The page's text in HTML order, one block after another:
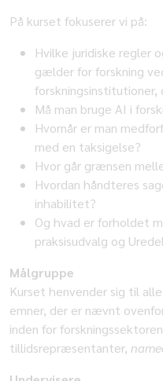
På kurset fokuserer vi på:
Hvilke juridiske regler
gælder for forskning
forskningsinstitutioner,
Må man bruge AI i
Hvornår er man
med en taksigelse?
Hvor går grænsen
Hvordan håndteres
inhabilitet?
Og hvad er forholdet
praksisudvalg og
Målgruppe
Kurset henvender sig til
emner, der er nævnt
inden for
tillidsrepræsentanter,